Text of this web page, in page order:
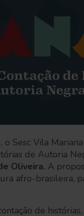
Sesc Vila
de Autoria
Oliveira. A
afro-brasileira,
de